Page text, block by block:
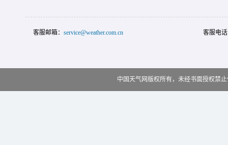
客服邮箱： service@weather.com.cn 客服电
中国天气网版权所有，未经书面授权